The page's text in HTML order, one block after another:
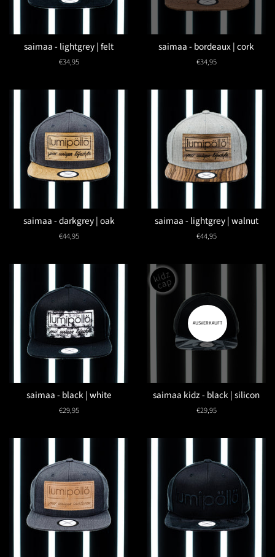
saimaa - lightgrey | felt
Normaler
€34,95
saimaa - bordeaux | cork
Normaler
€34,95
saimaa - darkgrey | oak
Normaler
€44,95
saimaa - lightgrey | walnut
Normaler
€44,95
saimaa - black | white
Normaler
€29,95
AUSVERKAUFT
saimaa kidz - black | silicon
Normaler
€29,95